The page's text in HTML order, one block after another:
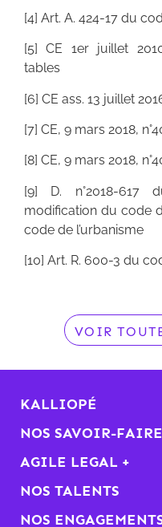
[4] Art. A. 424-17 du
[5] CE 1er juillet
tables
[6] CE ass. 13 juillet
[7] CE, 9 mars 2018,
[8] CE, 9 mars 2018,
[9] D. n°2018-617
modification du code
code de l’urbanisme
[10] Art. R. 600-3 du
VOIR
KALLIOPÉ
NOS SAVOIR-FAIRE
AGILE LEGAL +
NOS TALENTS
NOS